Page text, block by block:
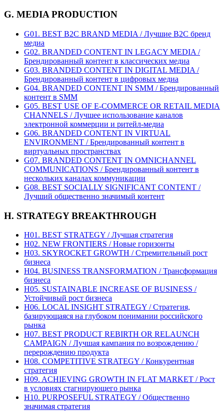
G. MEDIA PRODUCTION
G01. BEST B2C BRAND MEDIA / Лучшие B2C бренд
медиа
G02. BRANDED CONTENT IN LEGACY MEDIA /
Брендированный контент в классических медиа
G03. BRANDED CONTENT IN DIGITAL MEDIA /
Брендированный контент в цифровых медиа
G04. BRANDED CONTENT IN SMM / Брендированный
контент в SMM
G05. BEST USE OF E-COMMERCE OR RETAIL MEDIA
CHANNELS / Лучшее использование каналов
электронной коммерции и ритейл-медиа
G06. BRANDED CONTENT IN VIRTUAL
ENVIRONMENT / Брендированный контент в
виртуальных пространствах
G07. BRANDED CONTENT IN OMNICHANNEL
COMMUNICATIONS / Брендированный контент в
нескольких каналах коммуникации
G08. BEST SOCIALLY SIGNIFICANT CONTENT /
Лучший общественно значимый контент
H. STRATEGY BREAKTHROUGH
H01. BEST STRATEGY / Лучшая стратегия
H02. NEW FRONTIERS / Новые горизонты
H03. SKYROCKET GROWTH / Стремительный рост
бизнеса
H04. BUSINESS TRANSFORMATION / Трансформация
бизнеса
H05. SUSTAINABLE INCREASE OF BUSINESS /
Устойчивый рост бизнеса
H06. LOCAL INSIGHT STRATEGY / Стратегия,
базирующаяся на глубоком понимании российского
рынка
H07. BEST PRODUCT REBIRTH OR RELAUNCH
CAMPAIGN / Лучшая кампания по возрождению /
перерождению продукта
H08. COMPETITIVE STRATEGY / Конкурентная
стратегия
H09. ACHIEVING GROWTH IN FLAT MARKET / Рост
в условиях стагнирующего рынка
H10. PURPOSEFUL STRATEGY / Общественно
значимая стратегия